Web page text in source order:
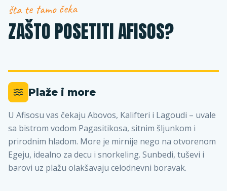
šta te tamo čeka
ZAŠTO POSETITI AFISOS?
Plaže i more
U Afisosu vas čekaju Abovos, Kalifteri i Lagoudi – uvale
sa bistrom vodom Pagasitikosa, sitnim šljunkom i
prirodnim hladom. More je mirnije nego na otvorenom
Egeju, idealno za decu i snorkeling. Sunbedi, tuševi i
barovi uz plažu olakšavaju celodnevni boravak.